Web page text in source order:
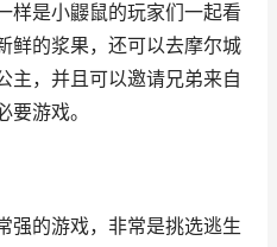
样是小鼹鼠的玩家们一起看
鲜的浆果，还可以去摩尔城
主，并且可以邀请兄弟来自
游戏。
强的游戏，非常是挑选逃生